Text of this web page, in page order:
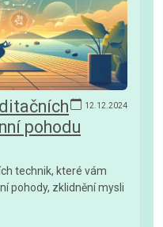
12.12.2024
pohodu
technik, které vám
pohody, zklidnění mysli